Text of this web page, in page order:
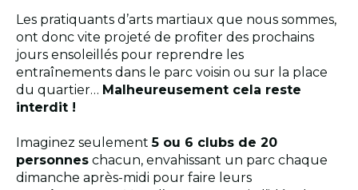
Les pratiquants d’arts martiaux que nous sommes,
ont donc vite projeté de profiter des prochains
jours ensoleillés pour reprendre les
entraînements dans le parc voisin ou sur la place
du quartier… Malheureusement cela reste
interdit !
Imaginez seulement5 ou 6 clubs de 20
personnes chacun, envahissant un parc chaque
dimanche après-midi pour faire leurs